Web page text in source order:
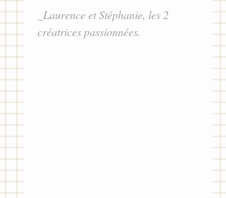
_Laurence et Stéphanie, les 2
créatrices passionnées.